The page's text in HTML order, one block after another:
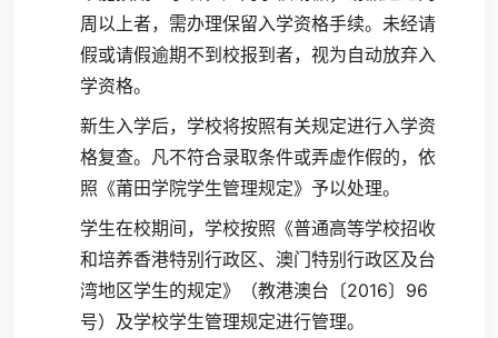
周以上者，需办理保留入学资格手续。未经请
假或请假逾期不到校报到者，视为自动放弃入
学资格。
新生入学后，学校将按照有关规定进行入学资
格复查。凡不符合录取条件或弄虚作假的，依
照《莆田学院学生管理规定》予以处理。
学生在校期间，学校按照《普通高等学校招收
和培养香港特别行政区、澳门特别行政区及台
湾地区学生的规定》（教港澳台〔2016〕96
号）及学校学生管理规定进行管理。